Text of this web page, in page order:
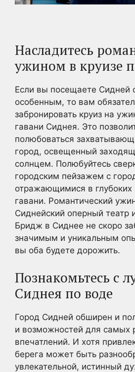
Насладитесь
ужином в круизе
Если вы посещаете Сидней
особенным, то вам
забронировать круиз на
гавани Сиднея. Это
полюбоваться
город, освещенный
солнцем. Полюбуйтесь
городским пейзажем с
отражающимися в глубоких
гавани. Романтический
Сиднейский оперный театр
Бридж в Сиднее не скоро
значимым и уникальным
вы оба будете дорожить.
Познакомьтесь с
Сиднея по воде
Город Сидней обширен и
и возможностей для самых
впечатлений. И хотя
берега может быть
увлекательной, истинный